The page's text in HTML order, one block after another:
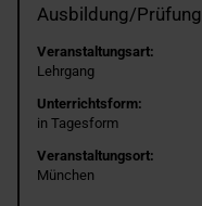
Ausbildung/Prüfung
Veranstaltungsart:
Lehrgang
Unterrichtsform:
in Tagesform
Veranstaltungsort:
München